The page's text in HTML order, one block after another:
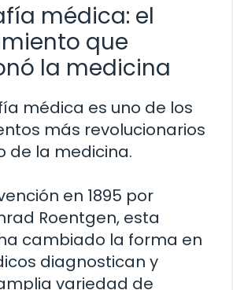
médica: el
que
la medicina
médica es uno de los
más revolucionarios
de la medicina.
en 1895 por
Roentgen, esta
cambiado la forma en
diagnostican y
variedad de